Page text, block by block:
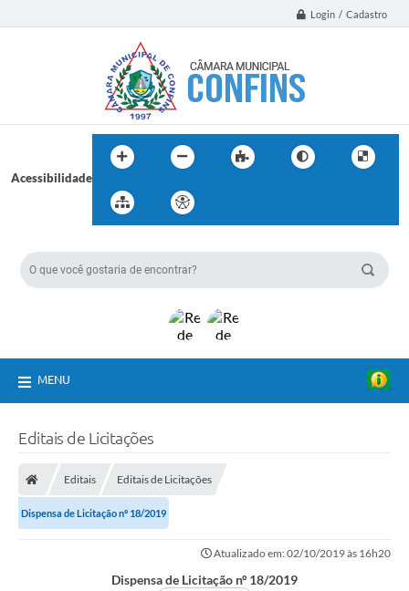
Login / Cadastro
Acessibilidade
MENU
Editais de Licitações
Editais Editais de Licitações
Dispensa de Licitação nº 18/2019
Atualizado em: 02/10/2019 às 16h20
Dispensa de Licitação nº 18/2019